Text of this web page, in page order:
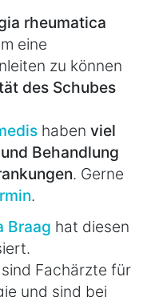
rheumatica
eine
zu können
des Schubes
haben viel
Behandlung
. Gerne
.
Braag hat diesen
sind Fachärzte für
und sind bei